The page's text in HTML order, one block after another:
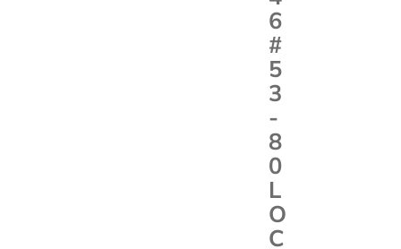
6
#
5
3
-
8
0
L
O
C